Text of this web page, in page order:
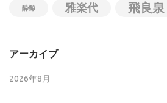
酔鯨 雅楽代 飛良泉
アーカイブ
2026年8月